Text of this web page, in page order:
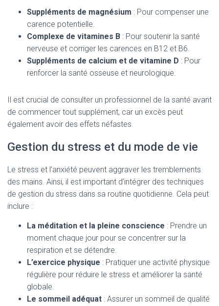
Suppléments de magnésium : Pour compenser une
carence potentielle.
Complexe de vitamines B : Pour soutenir la santé
nerveuse et corriger les carences en B12 et B6.
Suppléments de calcium et de vitamine D : Pour
renforcer la santé osseuse et neurologique.
Il est crucial de consulter un professionnel de la santé avant
de commencer tout supplément, car un excès peut
également avoir des effets néfastes.
Gestion du stress et du mode de vie
Le stress et l’anxiété peuvent aggraver les tremblements
des mains. Ainsi, il est important d’intégrer des techniques
de gestion du stress dans sa routine quotidienne. Cela peut
inclure :
La méditation et la pleine conscience : Prendre un
moment chaque jour pour se concentrer sur la
respiration et se détendre.
L’exercice physique : Pratiquer une activité physique
régulière pour réduire le stress et améliorer la santé
globale.
Le sommeil adéquat : Assurer un sommeil de qualité